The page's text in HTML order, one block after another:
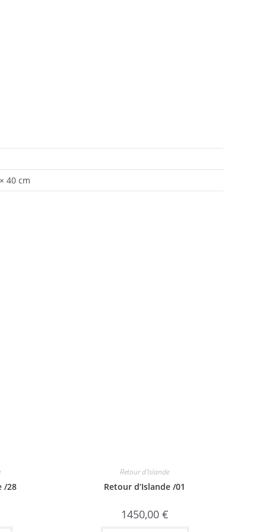
40 cm
/28
Retour d'Islande
Retour d’Islande /01
1450,00 €